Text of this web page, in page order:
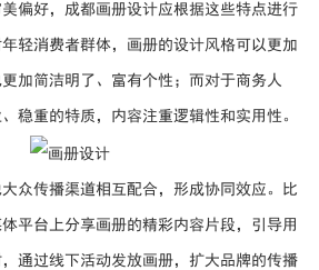
偏好，成都画册设计应根据这些特点进行
轻消费者群体，画册的设计风格可以更加
加简洁明了、富有个性；而对于商务人
稳重的特质，内容注重逻辑性和实用性。
众传播渠道相互配合，形成协同效应。比
平台上分享画册的精彩内容片段，引导用
通过线下活动发放画册，扩大品牌的传播